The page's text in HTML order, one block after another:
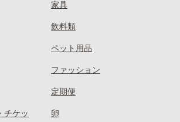
チケッ
家具
飲料類
ペット用品
ファッション
定期便
卵